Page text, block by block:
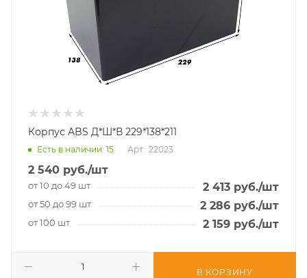
Корпус ABS Д*Ш*В 229*138*211
Есть в наличии: 15 Арт.: 22023
2 540 руб./шт
от 10 до 49 шт 2 413 руб./шт
от 50 до 99 шт 2 286 руб./шт
от 100 шт 2 159 руб./шт
В КОРЗИНУ